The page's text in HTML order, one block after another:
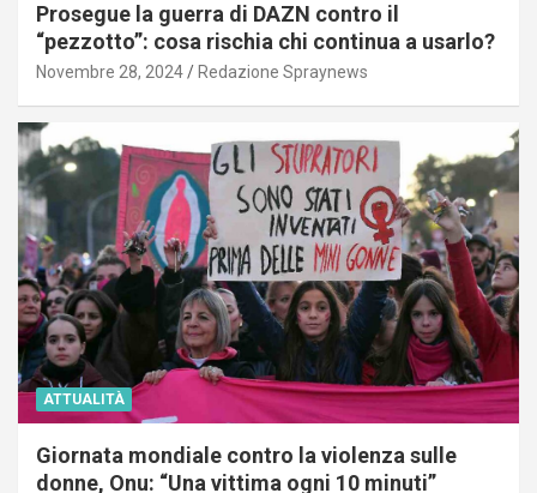
Prosegue la guerra di DAZN contro il
“pezzotto”: cosa rischia chi continua a usarlo?
Novembre 28, 2024 Redazione Spraynews
ATTUALITÀ
Giornata mondiale contro la violenza sulle
donne, Onu: “Una vittima ogni 10 minuti”